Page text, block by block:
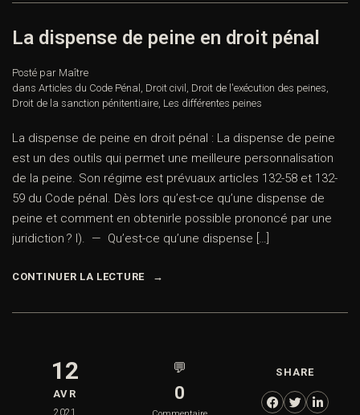
La dispense de peine en droit pénal
Posté par Maître
dans Articles du Code Pénal , Droit civil , Droit de l'exécution des peines,
Droit de la sanction pénitentiaire, Les différentes peines
La dispense de peine en droit pénal : La dispense de peine
est un des outils qui permet une meilleure personnalisation
de la peine. Son régime est prévuaux articles 132-58 et 132-
59 du Code pénal. Dès lors qu’est-ce qu’une dispense de
peine et comment en obtenirle possible prononcé par une
juridiction ? I). — Qu’est-ce qu’une dispense […]
CONTINUER LA LECTURE
12
AVR
2021
💬
0
SHARE